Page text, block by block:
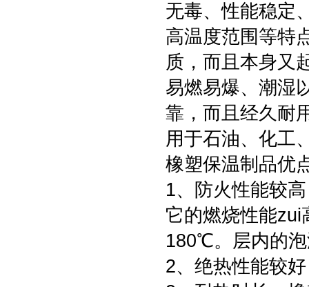
无毒、性能稳定
高温度范围等特
质，而且本身又
易燃易爆、潮湿
靠，而且经久耐
用于石油、化工
橡塑保温制品优
1、防火性能较
它的燃烧性能zui
180℃。层内的
2、绝热性能较